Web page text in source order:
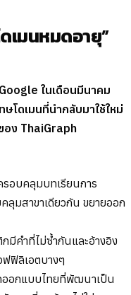
เมนหมดอายุ”
ในเดือนมีนาคม
โดเมนที่นำกลับมาใช้ใหม่
อง ThaiGraph
รอบคลุมบทเรียนการ
ลุมสาขาเดียวกัน ขยายออก
มีคำที่ไม่ซ้ำกันและอ้างอิง
ฟิลิเอตบางๆ
ออกแบบไทยที่พัฒนาเป็น